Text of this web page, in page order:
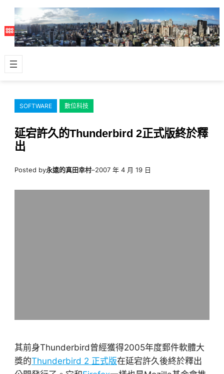
主
容
SOFTWARE 數位科技
延宕許久的Thunderbird 2正式版終於釋
出
Posted by永遠的真田幸村–2007 年 4 月 19 日
其前身Thunderbird曾經獲得2005年度郵件軟體大
獎的Thunderbird 2 正式版在延宕許久後終於釋出